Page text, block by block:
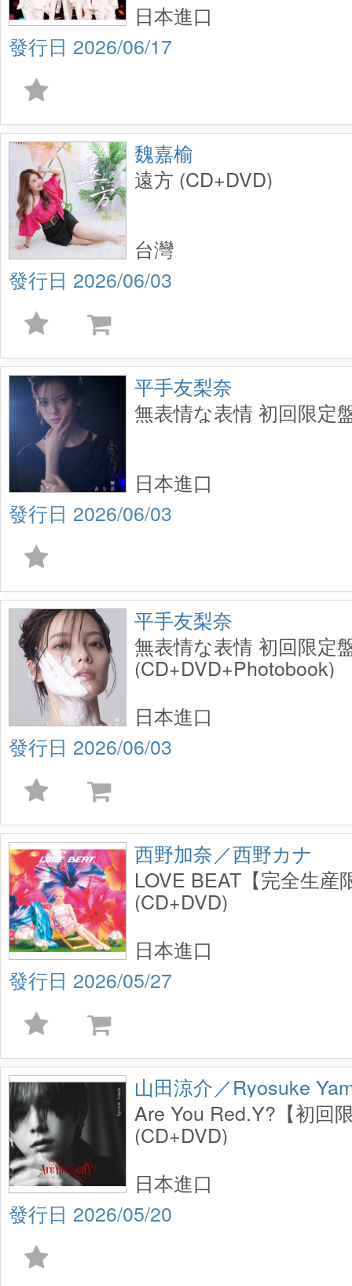
2026/06/17
日本進口
魏嘉榆
遠方 (CD+DVD)
2026/06/03
台灣
平手友梨奈
無表情な表情 初回限定
2026/06/03
日本進口
平手友梨奈
無表情な表情 初回限定
(CD+DVD+Photobook)
2026/06/03
日本進口
西野加奈／西野カナ
LOVE BEAT【完全生産
(CD+DVD)
2026/05/27
日本進口
山田涼介／Ryosuke
Are You Red.Y?【初回
(CD+DVD)
2026/05/20
日本進口